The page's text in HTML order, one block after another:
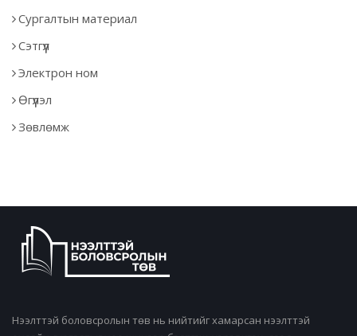
Сургалтын материал
Сэтгүүл
Электрон ном
Өгүүлэл
Зөвлөмж
Нээлттэй боловсролын төв нь нийтийг хамарсан нээлттэй